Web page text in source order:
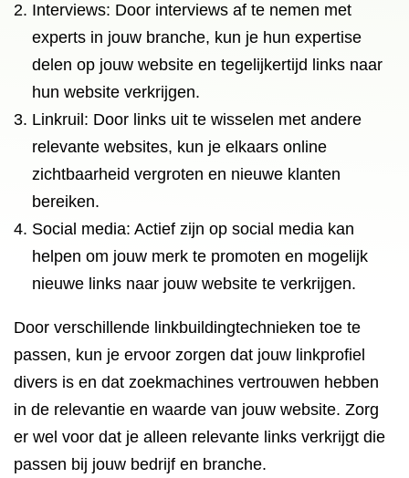
Interviews: Door interviews af te nemen met
experts in jouw branche, kun je hun expertise
delen op jouw website en tegelijkertijd links naar
hun website verkrijgen.
Linkruil: Door links uit te wisselen met andere
relevante websites, kun je elkaars online
zichtbaarheid vergroten en nieuwe klanten
bereiken.
Social media: Actief zijn op social media kan
helpen om jouw merk te promoten en mogelijk
nieuwe links naar jouw website te verkrijgen.
Door verschillende linkbuildingtechnieken toe te
passen, kun je ervoor zorgen dat jouw linkprofiel
divers is en dat zoekmachines vertrouwen hebben
in de relevantie en waarde van jouw website. Zorg
er wel voor dat je alleen relevante links verkrijgt die
passen bij jouw bedrijf en branche.